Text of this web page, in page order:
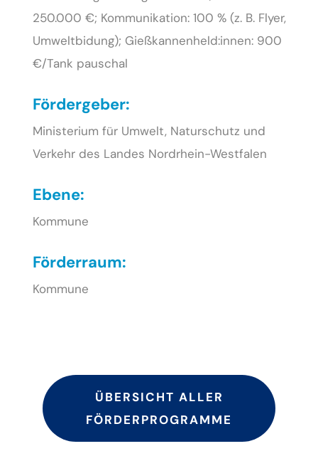
250.000 €; Kommunikation: 100 % (z. B. Flyer,
Umweltbidung); Gießkannenheld:innen: 900
€/Tank pauschal
Fördergeber:
Ministerium für Umwelt, Naturschutz und
Verkehr des Landes Nordrhein-Westfalen
Ebene:
Kommune
Förderraum:
Kommune
ÜBERSICHT ALLER
FÖRDERPROGRAMME